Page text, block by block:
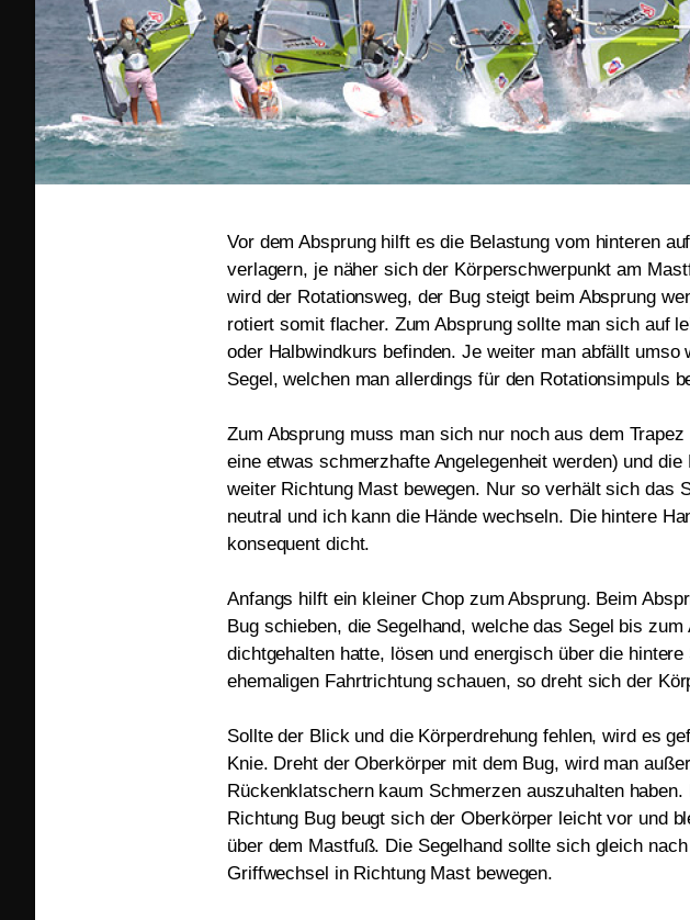
Vor dem Absprung hilft es die Belastung vom hinteren
verlagern, je näher sich der Körperschwerpunkt am
wird der Rotationsweg, der Bug steigt beim Absprung
rotiert somit flacher. Zum Absprung sollte man sich auf
oder Halbwindkurs befinden. Je weiter man abfällt umso
Segel, welchen man allerdings für den Rotationsimpuls
Zum Absprung muss man sich nur noch aus dem
eine etwas schmerzhafte Angelegenheit werden) und die
weiter Richtung Mast bewegen. Nur so verhält sich das
neutral und ich kann die Hände wechseln. Die hintere
konsequent dicht.
Anfangs hilft ein kleiner Chop zum Absprung. Beim
Bug schieben, die Segelhand, welche das Segel bis
dichtgehalten hatte, lösen und energisch über die
ehemaligen Fahrtrichtung schauen, so dreht sich der
Sollte der Blick und die Körperdrehung fehlen, wird es
Knie. Dreht der Oberkörper mit dem Bug, wird man
Rückenklatschern kaum Schmerzen auszuhalten
Richtung Bug beugt sich der Oberkörper leicht vor und
über dem Mastfuß. Die Segelhand sollte sich gleich
Griffwechsel in Richtung Mast bewegen.